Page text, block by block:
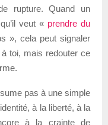
rupture. Quand un
veut « prendre du
», cela peut signaler
toi, mais redouter ce
pas à une simple
à la liberté, à la
à la crainte de